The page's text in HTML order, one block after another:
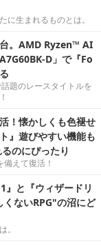
に生まれるものとは。
。AMD Ryzen™ AI
D」で『Fo
題のレースタイトルを
！懐かしくも色褪せ
』遊びやすい機能も
のにぴったり
えて復活！
』と『ウィザードリ
ないRPG"の沼にど
。